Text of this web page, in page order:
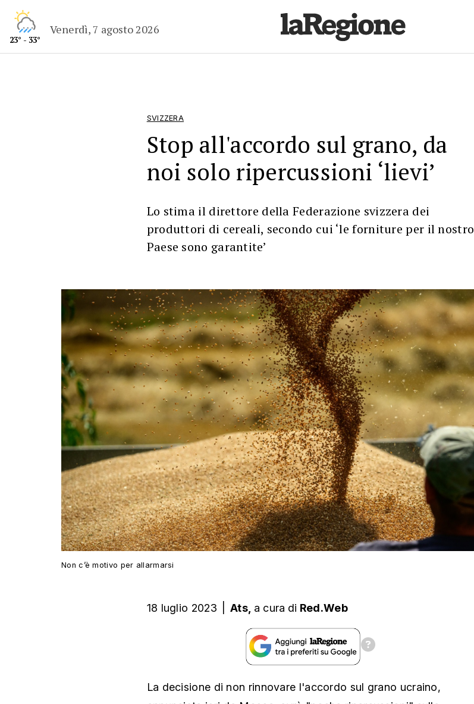
23° - 33°
Venerdì, 7 agosto 2026
SVIZZERA
Stop all'accordo sul grano, da
noi solo ripercussioni ‘lievi’
Lo stima il direttore della Federazione svizzera dei
produttori di cereali, secondo cui ‘le forniture per il nostro
Paese sono garantite’
Non c’è motivo per allarmarsi
18 luglio 2023 Ats, a cura di Red.Web
La decisione di non rinnovare l'accordo sul grano ucraino,